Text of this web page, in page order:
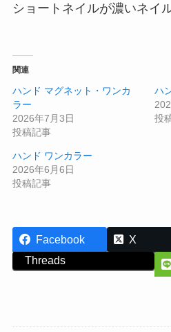
ショートネイルが濃いネイ
関連
ハンド マグネット・ワンカ
ラー
2026年7月3日
投稿記事
ハ
投
ハンド ワンカラー
2026年6月6日
投稿記事
Facebook X
Threads